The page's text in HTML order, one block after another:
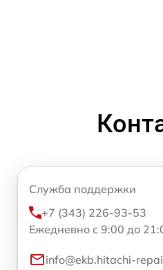
Служба поддержки
+7 (343) 226-93-53
Ежедневно с 9:00 до
info@ekb.hitachi-